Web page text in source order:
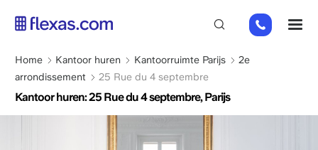
inhoud
gaan
01
82
Kruimelpad
Home Kantoor huren Kantoorruimte Parijs
2e
arrondissement
25 Rue du 4 septembre
Kantoor huren: 25 Rue du 4 septembre, Parijs